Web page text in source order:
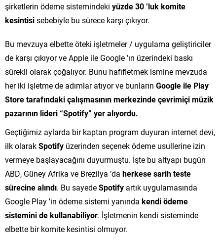
şirketlerin ödeme sistemindeki yüzde 30 ’luk komite
kesintisisebebiyle bu sürece karşı çıkıyor.
Bu mevzuya elbette öteki işletmeler / uygulama geliştiriciler
de karşı çıkıyor ve Apple ile Google ’ın üzerindeki baskı
sürekli olarak çoğalıyor. Bunu hafifletmek ismine mevzuda
her iki işletme de adımlar atıyor ve bunların Google ile Play
Store tarafındaki çalışmasının merkezinde çevrimiçi müzik
pazarının lideri “Spotify” yer alıyordu.
Geçtiğimiz aylarda bir kaptan program duyuran internet devi,
ilk olarakSpotify üzerinden seçenek ödeme usullerine izin
vermeye başlayacağını duyurmuştu. İşte bu altyapı bugün
ABD, Güney Afrika ve Brezilya ’da herkese sarih teste
sürecine alındı. Bu sayedeSpotify artık uygulamasında
Google Play ’in ödeme sistemi yanında kendi ödeme
sistemini de kullanabiliyor. İşletmenin kendi sisteminde
elbette bir komite kesintisi olmuyor.